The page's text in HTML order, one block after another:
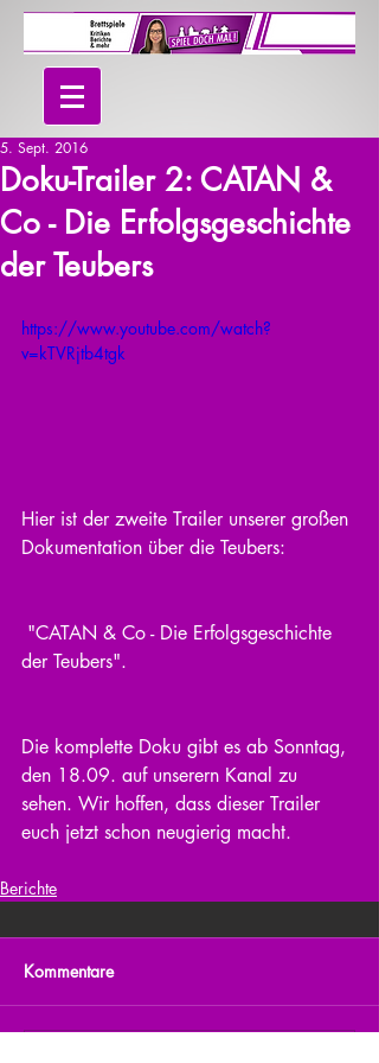
Doku-Trailer 2: CATAN &
Co - Die Erfolgsgeschichte
der Teubers
5. Sept. 2016
https://www.youtube.com/watch?
v=kTVRjtb4tgk
Hier ist der zweite Trailer unserer großen
Dokumentation über die Teubers:
der Teubers".
Die komplette Doku gibt es ab Sonntag,
den 18.09. auf unserern Kanal zu
sehen. Wir hoffen, dass dieser Trailer
euch jetzt schon neugierig macht.
Berichte
Kommentare